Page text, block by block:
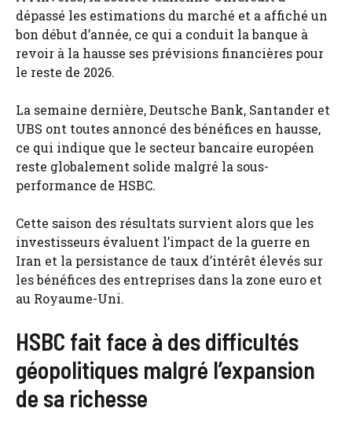
dépassé les estimations du marché et a affiché un
bon début d’année, ce qui a conduit la banque à
revoir à la hausse ses prévisions financières pour
le reste de 2026.
La semaine dernière, Deutsche Bank, Santander et
UBS ont toutes annoncé des bénéfices en hausse,
ce qui indique que le secteur bancaire européen
reste globalement solide malgré la sous-
performance de HSBC.
Cette saison des résultats survient alors que les
investisseurs évaluent l’impact de la guerre en
Iran et la persistance de taux d’intérêt élevés sur
les bénéfices des entreprises dans la zone euro et
au Royaume-Uni.
HSBC fait face à des difficultés
géopolitiques malgré l’expansion
de sa richesse